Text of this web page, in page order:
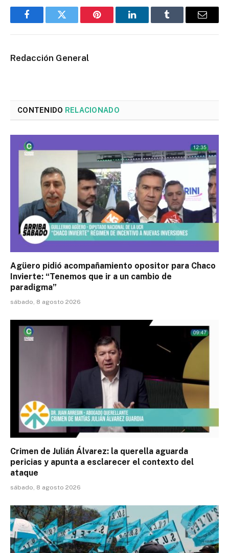
FacebookTwitter Pinterest LinkedInTumblr Email
Redacción General
CONTENIDO RELACIONADO
Agüero pidió acompañamiento opositor para Chaco
Invierte: “Tenemos que ir a un cambio de
paradigma”
sábado, 8 agosto 2026
Crimen de Julián Álvarez: la querella aguarda
pericias y apunta a esclarecer el contexto del
ataque
sábado, 8 agosto 2026